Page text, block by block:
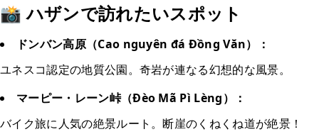
📸 ハザンで訪れたいスポット
ドンバン高原（Cao nguyên đá Đồng Văn）：
ユネスコ認定の地質公園。奇岩が連なる幻想的な風景。
マーピー・レーン峠（Đèo Mã Pì Lèng）：
バイク旅に人気の絶景ルート。断崖のくねくね道が絶景！